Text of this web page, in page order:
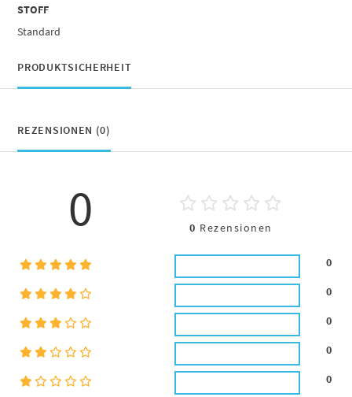
STOFF
Standard
PRODUKTSICHERHEIT
REZENSIONEN (0)
0 0 Rezensionen
0
0
0
0
0